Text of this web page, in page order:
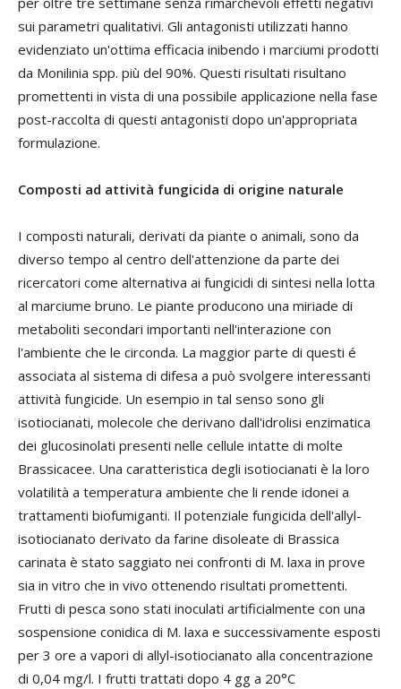
sui parametri qualitativi. Gli antagonisti utilizzati hanno
evidenziato un'ottima efficacia inibendo i marciumi prodotti
da Monilinia spp. più del 90%. Questi risultati risultano
promettenti in vista di una possibile applicazione nella fase
post-raccolta di questi antagonisti dopo un'appropriata
formulazione.
Composti ad attività fungicida di origine naturale
I composti naturali, derivati da piante o animali, sono da
diverso tempo al centro dell'attenzione da parte dei
ricercatori come alternativa ai fungicidi di sintesi nella lotta
al marciume bruno. Le piante producono una miriade di
metaboliti secondari importanti nell'interazione con
l'ambiente che le circonda. La maggior parte di questi é
associata al sistema di difesa a può svolgere interessanti
attività fungicide. Un esempio in tal senso sono gli
isotiocianati, molecole che derivano dall'idrolisi enzimatica
dei glucosinolati presenti nelle cellule intatte di molte
Brassicacee. Una caratteristica degli isotiocianati è la loro
volatilità a temperatura ambiente che li rende idonei a
trattamenti biofumiganti. Il potenziale fungicida dell'allyl-
isotiocianato derivato da farine disoleate di Brassica
carinata è stato saggiato nei confronti di M. laxa in prove
sia in vitro che in vivo ottenendo risultati promettenti.
Frutti di pesca sono stati inoculati artificialmente con una
sospensione conidica di M. laxa e successivamente esposti
per 3 ore a vapori di allyl-isotiocianato alla concentrazione
di 0,04 mg/l. I frutti trattati dopo 4 gg a 20°C